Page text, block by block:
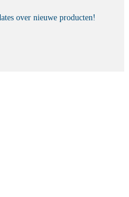
over nieuwe producten!